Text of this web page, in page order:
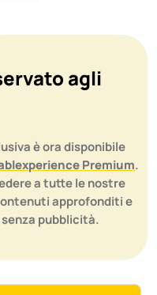
agli
è ora disponibile
Premium.
a tutte le nostre
approfonditi e
pubblicità.